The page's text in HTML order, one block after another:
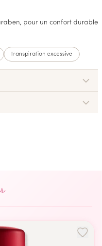
pour un confort durable
transpiration excessive